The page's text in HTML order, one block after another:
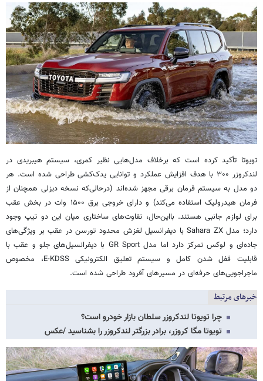
تویوتا تأکید کرده است که برخلاف مدل‌هایی نظیر کمری، سیستم هیبریدی در
لندکروزر ۳۰۰ با هدف افزایش عملکرد و توانایی یدک‌کشی طراحی شده است. هر
دو مدل به سیستم فرمان برقی مجهز شده‌اند (درحالی‌که نسخه دیزلی همچنان از
فرمان هیدرولیک استفاده می‌کند) و دارای خروجی برق ۱۵۰۰ وات در بخش عقب
برای لوازم جانبی هستند. بااین‌حال، تفاوت‌های ساختاری میان این دو تیپ وجود
دارد؛ مدل Sahara ZX با دیفرانسیل لغزش محدود تورسن در عقب بر ویژگی‌های
جاده‌ای و لوکس تمرکز دارد اما مدل GR Sport با دیفرانسیل‌های جلو و عقب با
قابلیت قفل شدن کامل و سیستم تعلیق الکترونیکی E-KDSS، مخصوص
ماجراجویی‌های حرفه‌ای در مسیرهای آفرود طراحی شده است.
خبرهای مرتبط
چرا تویوتا لندکروزر سلطان بازار خودرو است؟
تویوتا مگا کروزر، برادر بزرگتر لندکروزر را بشناسید /عکس